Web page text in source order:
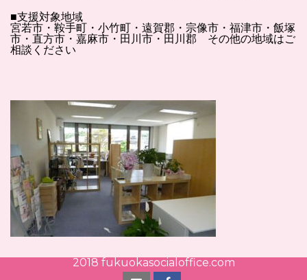
■支援対象地域
宮若市・鞍手町・小竹町・遠賀郡・宗像市・福津市・飯塚
市・直方市・嘉麻市・田川市・田川郡 その他の地域はご
相談ください
2018 fukuokasocialoffice.com